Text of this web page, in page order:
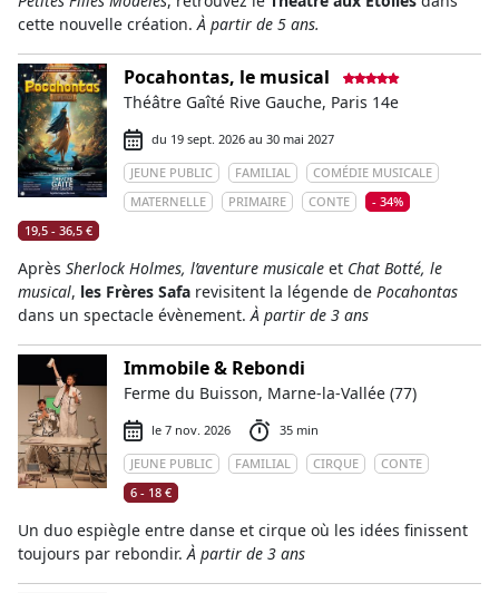
cette nouvelle création.À partir de 5 ans.
Pocahontas, le musical
Théâtre Gaîté Rive Gauche, Paris 14e
du 19 sept. 2026 au 30 mai 2027
JEUNE PUBLIC
FAMILIAL
COMÉDIE MUSICALE
MATERNELLE
PRIMAIRE CONTE
- 34%
19,5 - 36,5 €
Après Sherlock Holmes, l’aventure musicale et Chat Botté, le
musical, les Frères Safa revisitent la légende de Pocahontas
dans un spectacle évènement.À partir de 3 ans
Immobile & Rebondi
Ferme du Buisson, Marne-la-Vallée (77)
le 7 nov. 2026
35 min
JEUNE PUBLIC
FAMILIAL CIRQUE
CONTE
6 - 18 €
Un duo espiègle entre danse et cirque où les idées finissent
toujours par rebondir.À partir de 3 ans